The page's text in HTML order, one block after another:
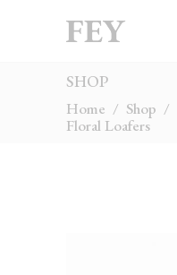
SHOP
Home / Shop /
Floral Loafers